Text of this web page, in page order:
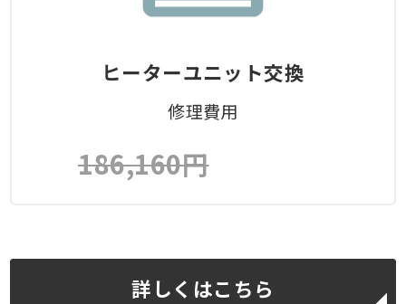
ヒーターユニット交換
修理費用
186,160円
詳しくはこちら